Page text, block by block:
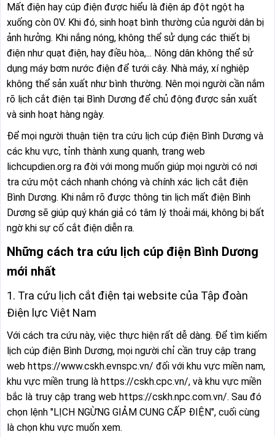
Mất điện hay cúp điện được hiểu là điện áp đột ngột hạ
xuống còn 0V. Khi đó, sinh hoạt bình thường của người dân bị
ảnh hưởng. Khi nắng nóng, không thể sử dụng các thiết bị
điện như quạt điện, hay điều hòa,... Nông dân không thể sử
dụng máy bơm nước điện để tưới cây. Nhà máy, xí nghiệp
không thể sản xuất như bình thường. Nên mọi người cần nắm
rõ lịch cắt điện tại Bình Dương để chủ động được sản xuất
và sinh hoạt hàng ngày.
Để mọi người thuận tiện tra cứu lịch cúp điện Bình Dương và
các khu vực, tỉnh thành xung quanh, trang web
lichcupdien.org ra đời với mong muốn giúp mọi người có nơi
tra cứu một cách nhanh chóng và chính xác lịch cắt điện
Bình Dương. Khi nắm rõ được thông tin lịch mất điện Bình
Dương sẽ giúp quý khán giả có tâm lý thoải mái, không bị bất
ngờ khi sự cố cắt điện diễn ra.
Những cách tra cứu lịch cúp điện Bình Dương
mới nhất
1. Tra cứu lịch cắt điện tại website của Tập đoàn
Điện lực Việt Nam
Với cách tra cứu này, việc thực hiện rất dễ dàng. Để tìm kiếm
lịch cúp điện Bình Dương, mọi người chỉ cần truy cập trang
web https://www.cskh.evnspc.vn/ đối với khu vực miền nam,
khu vực miền trung là https://cskh.cpc.vn/, và khu vực miền
bắc là truy cập trang web https://cskh.npc.com.vn/. Sau đó
chọn lệnh "LỊCH NGỪNG GIẢM CUNG CẤP ĐIỆN", cuối cùng
là chọn khu vực muốn xem.